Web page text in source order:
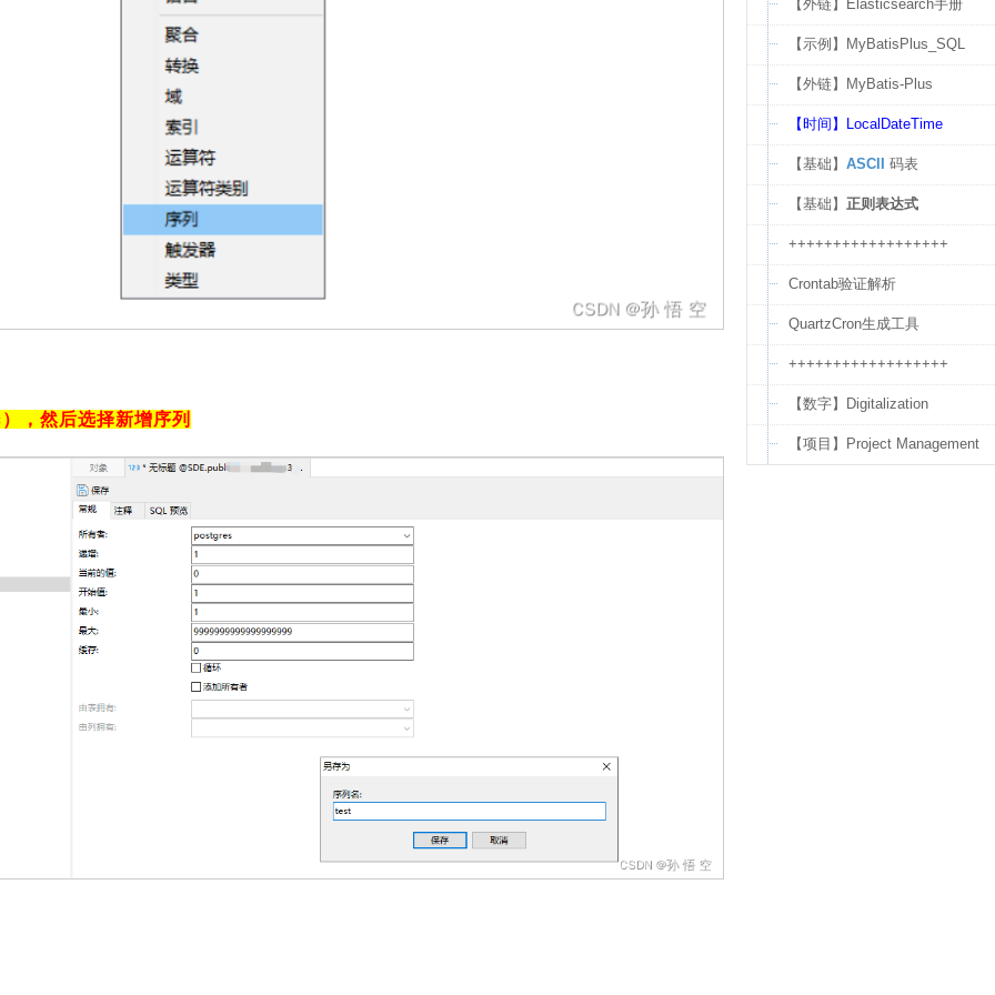
，然后选择新增序列
【外链】Elasticsearch手册
【示例】MyBatisPlus_SQL
【外链】MyBatis-Plus
【时间】LocalDateTime
【基础】 ASCII 码表
【基础】 正则表达式
++++++++++++++++++
Crontab验证解析
QuartzCron生成工具
++++++++++++++++++
【数字】Digitalization
【项目】Project Management